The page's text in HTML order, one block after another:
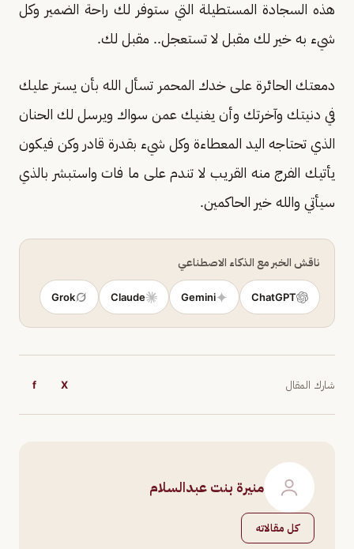
هذه السجادة المستطيلة التي ستوفر لك راحة الضمير وكل
شيء به خير لك مقبل لا تستعجل.. مقبل لك.
دمعتك الحائرة على خدك المحمر تسأل الله بأن يستر عليك
في دنيتك وآخرتك وأن يغنيك عمن سواك ويرسل لك الحنان
الذي تحتاجه اليد المعطاءة وكل شيء بقدرة قادر وكن فيكون
يأتيك الفرج منه القريب لا تندم على ما فات واستبشر بالذي
سيأتي والله خير الحاكمين.
ناقش الخبر مع الذكاء الاصطناعي
ChatGPT
Gemini
Claude
Grok
شارك المقال X
f
منيرة بنت عبدالسلام
كل مقالاته